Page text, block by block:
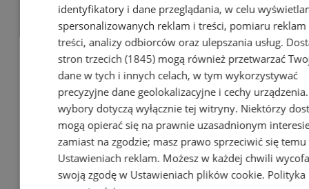
identyfikatory i dane przeglądania, w celu
spersonalizowanych reklam i treści, pomiaru reklam
treści, analizy odbiorców oraz ulepszania usług.
stron trzecich (1845)mogą również przetwarzać
dane w tych i innych celach, w tym wykorzystywać
precyzyjne dane geolokalizacyjne i cechy
wybory dotyczą wyłącznie tej witryny. Niektórzy
mogą opierać się na prawnie uzasadnionym
zamiast na zgodzie; masz prawo sprzeciwić się temu
Ustawieniach reklam. Możesz w każdej chwili
swoją zgodę w Ustawieniach plików cookie. Polityka